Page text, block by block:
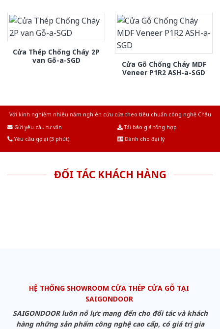
Cửa Thép Chống Cháy 2P
van Gỗ-a-SGD
Cửa Gỗ Chống Cháy MDF
Veneer P1R2 ASH-a-SGD
Với kinh nghiệm nhiêu năm nghiên cứu cửa theo tiêu chuẩn công nghệ Châu
Gửi yêu cầu tư vấn
Tải báo giá tổng hợp
Yêu cầu gọi lại (3 phút)
Dành cho đại lý
ĐỐI TÁC KHÁCH HÀNG
HỆ THỐNG SHOWROOM CỬA THÉP CỬA GỖ TẠI
SAIGONDOOR
SAIGONDOOR luôn nỗ lực mang đến cho đối tác và khách
hàng những sản phẩm công nghệ cao cấp, có giá trị gia